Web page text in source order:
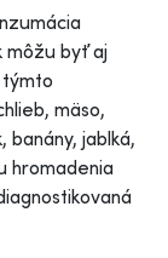
môžu byť aj
týmto
mäso,
banány, jablká,
hromadenia